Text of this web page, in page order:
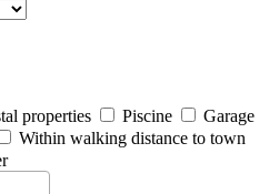
properties Piscine
Garage
Within walking distance to town